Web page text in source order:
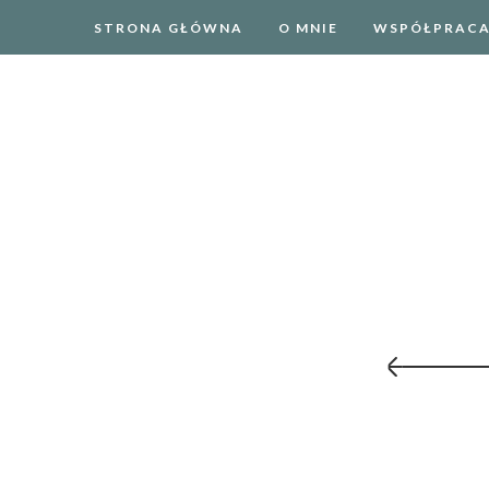
STRONA GŁÓWNA O MNIE